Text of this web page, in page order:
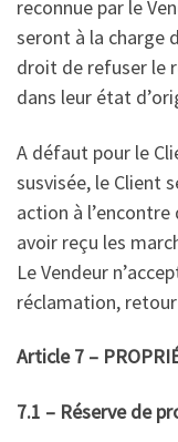
reconnue par le
seront à la charge
droit de refuser le
dans leur état
A défaut pour le
susvisée, le Client
action à
avoir reçu les
Le Vendeur
réclamation,
Article 7 –
7.1 – Réserve de